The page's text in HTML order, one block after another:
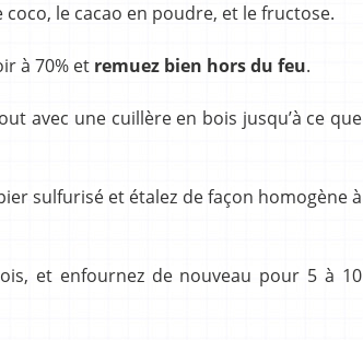
coco, le cacao en poudre, et le fructose.
à 70% et remuez bien hors du feu.
avec une cuillère en bois jusqu’à ce que
sulfurisé et étalez de façon homogène à
et enfournez de nouveau pour 5 à 10